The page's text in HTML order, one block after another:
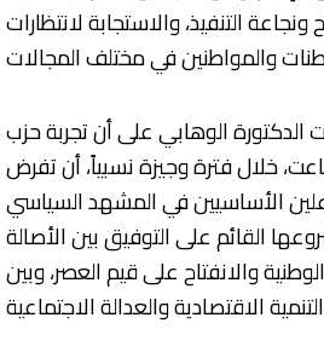
التنفيذ، والاستجابة لانتظارات
الوهابي على أن تجربة حزب
خلال فترة وجيزة نسبياً، أن تفرض
الأساسيين في المشهد السياسي
القائم على التوفيق بين الأصالة
والانفتاح على قيم العصر، وبين